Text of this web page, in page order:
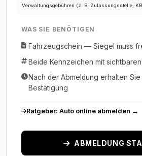
Verwaltungsgebühren (z. B. Zulassungsstelle,
WAS SIE BENÖTIGEN
Fahrzeugschein — Siegel muss
Beide Kennzeichen mit
Nach der Abmeldung erhalten
Bestätigung
Ratgeber: Auto online abmelden →
ABMELDUNG